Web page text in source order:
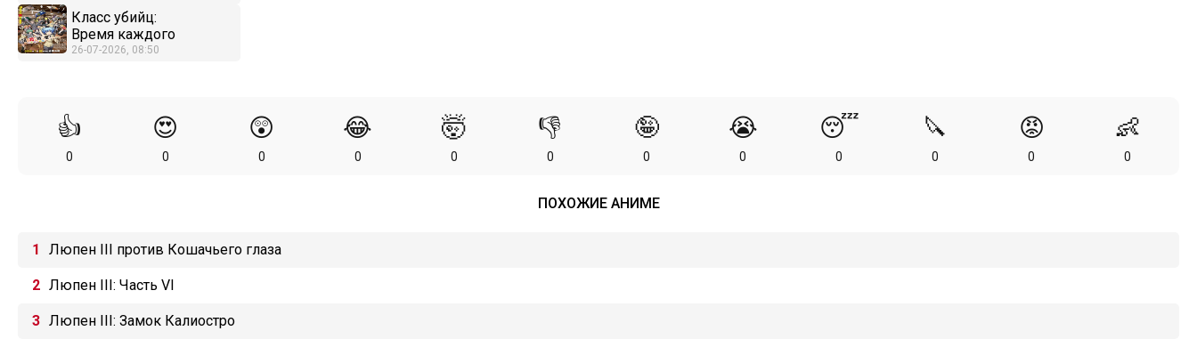
Класс убийц:
Время каждого
26-07-2026, 08:50
👍
0
😍
0
😲
0
😂
0
🤯
0
👎
0
🤪
0
😭
0
😴
0
🔪
0
😡
0
👶
0
ПОХОЖИЕ АНИМЕ
Люпен III против Кошачьего глаза
Люпен III: Часть VI
Люпен III: Замок Калиостро